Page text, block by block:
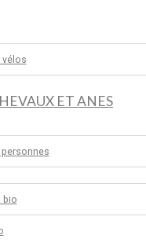
vélos
ET ANES
bio